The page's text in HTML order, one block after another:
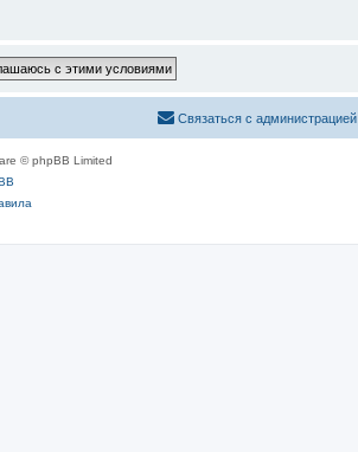
Связаться с администрацией
© phpBB Limited